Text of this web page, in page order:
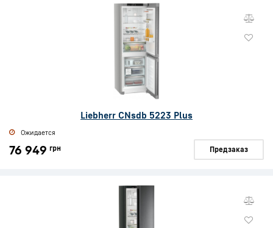
Liebherr CNsdb 5223 Plus
Ожидается
76 949 грн Предзаказ